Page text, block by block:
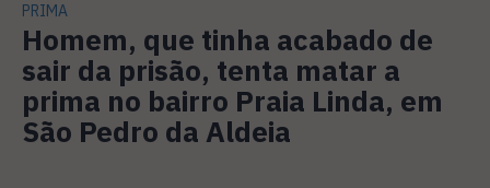
PRIMA
Homem, que tinha acabado de
sair da prisão, tenta matar a
prima no bairro Praia Linda, em
São Pedro da Aldeia